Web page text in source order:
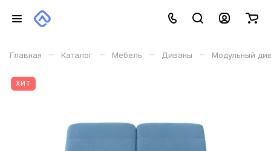
Главная – Каталог – Мебель – Диваны – Модульный
ХИТ